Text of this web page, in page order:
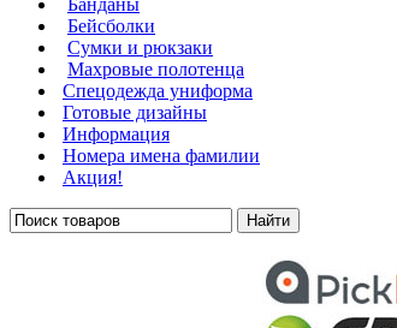
Банданы
Бейсболки
Сумки и рюкзаки
Махровые полотенца
Cпецодежда униформа
Готовые дизайны
Информация
Номера имена фамилии
Акция!